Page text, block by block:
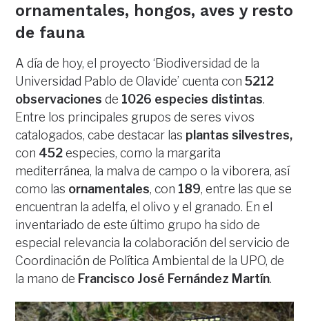
ornamentales, hongos, aves y resto
de fauna
A día de hoy, el proyecto ‘Biodiversidad de la
Universidad Pablo de Olavide’ cuenta con5212
observacionesde 1026 especies distintas.
Entre los principales grupos de seres vivos
catalogados, cabe destacar las plantas silvestres,
con 452especies, como la margarita
mediterránea, la malva de campo o la viborera, así
como las ornamentales, con 189, entre las que se
encuentran la adelfa, el olivo y el granado. En el
inventariado de este último grupo ha sido de
especial relevancia la colaboración del servicio de
Coordinación de Política Ambiental de la UPO, de
la mano de Francisco José Fernández Martín.